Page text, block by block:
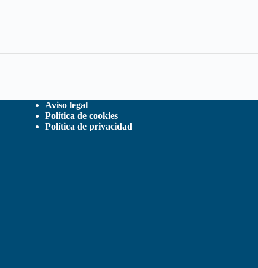
Aviso legal
Política de cookies
Política de privacidad